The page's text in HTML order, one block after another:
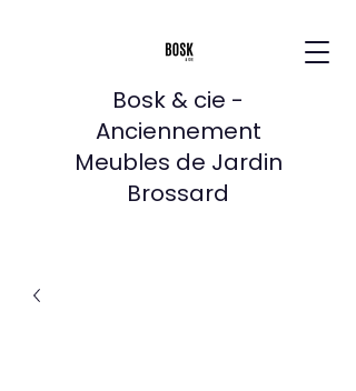
Bosk & cie -
Anciennement
Meubles de Jardin
Brossard